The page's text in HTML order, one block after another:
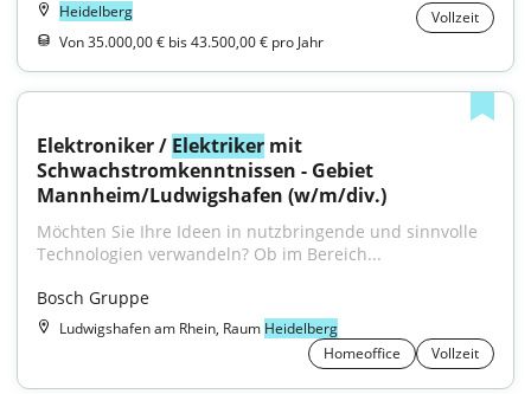
Heidelberg
Vollzeit
Von 35.000,00 € bis 43.500,00 € pro Jahr
Elektroniker / Elektriker mit
Schwachstromkenntnissen - Gebiet
Mannheim/Ludwigshafen (w/m/div.)
Möchten Sie Ihre Ideen in nutzbringende und sinnvolle
Technologien verwandeln? Ob im Bereich...
Bosch Gruppe
Ludwigshafen am Rhein, Raum Heidelberg
Homeoffice
Vollzeit